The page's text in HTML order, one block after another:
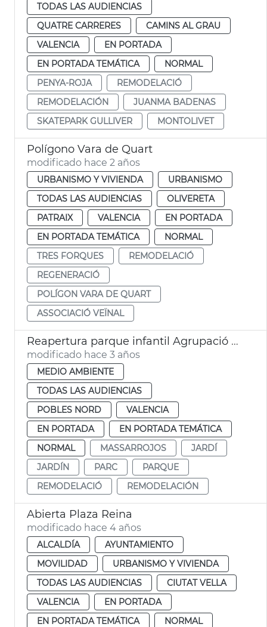
TODAS LAS AUDIENCIAS
QUATRE CARRERES
CAMINS AL GRAU
VALENCIA
EN PORTADA
EN PORTADA TEMÁTICA
NORMAL
PENYA-ROJA
REMODELACIÓ
REMODELACIÓN
JUANMA BADENAS
SKATEPARK GULLIVER
MONTOLIVET
Polígono Vara de Quart
modificado hace 2 años
URBANISMO Y VIVIENDA
URBANISMO
TODAS LAS AUDIENCIAS
OLIVERETA
PATRAIX
VALENCIA
EN PORTADA
EN PORTADA TEMÁTICA
NORMAL
TRES FORQUES
REMODELACIÓ
REGENERACIÓ
POLÍGON VARA DE QUART
ASSOCIACIÓ VEÏNAL
Reapertura parque infantil Agrupació Musical de Massarrojos
modificado hace 3 años
MEDIO AMBIENTE
TODAS LAS AUDIENCIAS
POBLES NORD
VALENCIA
EN PORTADA
EN PORTADA TEMÁTICA
NORMAL
MASSARROJOS
JARDÍ
JARDÍN
PARC
PARQUE
REMODELACIÓ
REMODELACIÓN
Abierta Plaza Reina
modificado hace 4 años
ALCALDÍA
AYUNTAMIENTO
MOVILIDAD
URBANISMO Y VIVIENDA
TODAS LAS AUDIENCIAS
CIUTAT VELLA
VALENCIA
EN PORTADA
EN PORTADA TEMÁTICA
NORMAL